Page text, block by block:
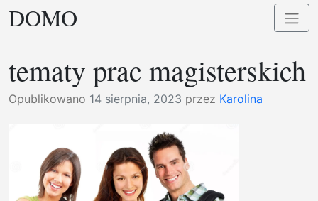
Przejdź
do
DOMO
tematy prac magisterskich
Opublikowano 14 sierpnia, 2023 przez Karolina